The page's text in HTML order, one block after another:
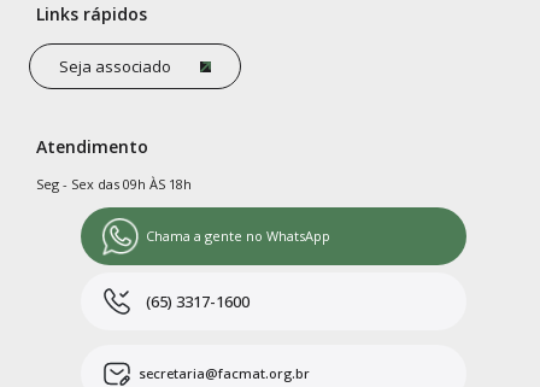
Links rápidos
Seja associado
Atendimento
Seg - Sex das 09h ÀS 18h
Chama a gente no WhatsApp
(65) 3317-1600
secretaria@facmat.org.br